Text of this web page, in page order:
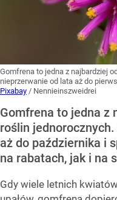
Gomfrena to jedna z najbardziej
nieprzerwanie od lata aż do
Pixabay / Nennieinszweidrei
Gomfrena to jedna z
roślin
aż do października i
na rabatach, jak i na
Gdy wiele letnich